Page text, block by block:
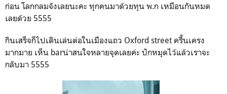
ก่อน โลกกลมจังเลยนะคะ ทุกคนมาด้วยทุน พ.ก เหมือนกันหมด
เลยด้วย 5555
กินเสร็จก็ไปเดินเล่นต่อในเมืองแถว Oxford street ครื้นเครง
มากมาย เห็น barน่าสนใจหลายจุดเลยค่ะ ปักหมุดไว้แล้วเราจะ
กลับมา 5555